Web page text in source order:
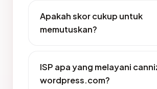
Apakah skor cukup untuk
memutuskan?
ISP apa yang melayani
wordpress.com?